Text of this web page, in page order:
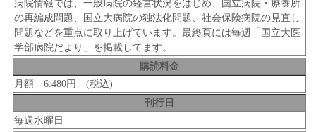
病院情報では、一般病院の経営状況をはじめ、国立病院・療養所
の再編成問題、国立大病院の独法化問題、社会保険病院の見直し
問題などを重点に取り上げています。最終頁には毎週「国立大医
学部病院だより」を掲載してます。
購読料金
月額 6.480円 (税込)
刊行日
毎週水曜日